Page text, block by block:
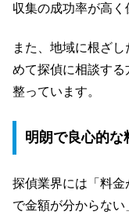
収集の成功率が高く
また、地域に根ざ
めて探偵に相談す
整っています。
明朗で良心的な
探偵業界には「料金
で金額が分からな